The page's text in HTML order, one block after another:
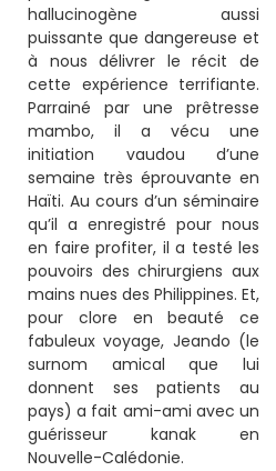
hallucinogène aussi
puissante que dangereuse et
à nous délivrer le récit de
cette expérience terrifiante.
Parrainé par une prêtresse
mambo, il a vécu une
initiation vaudou d’une
semaine très éprouvante en
Haïti. Au cours d’un séminaire
qu’il a enregistré pour nous
en faire profiter, il a testé les
pouvoirs des chirurgiens aux
mains nues des Philippines. Et,
pour clore en beauté ce
fabuleux voyage, Jeando (le
surnom amical que lui
donnent ses patients au
pays) a fait ami-ami avec un
guérisseur kanak en
Nouvelle-Calédonie.